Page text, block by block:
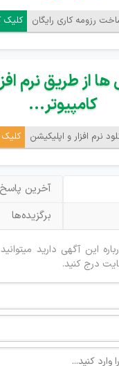
رزومه کاری رایگان کلیک
از طریق نرم
کامپیوتر...
نرم افزار و اپلیکیشن
آخرین
برگزیده‌ها
این آگهی دارید
درج کنید.